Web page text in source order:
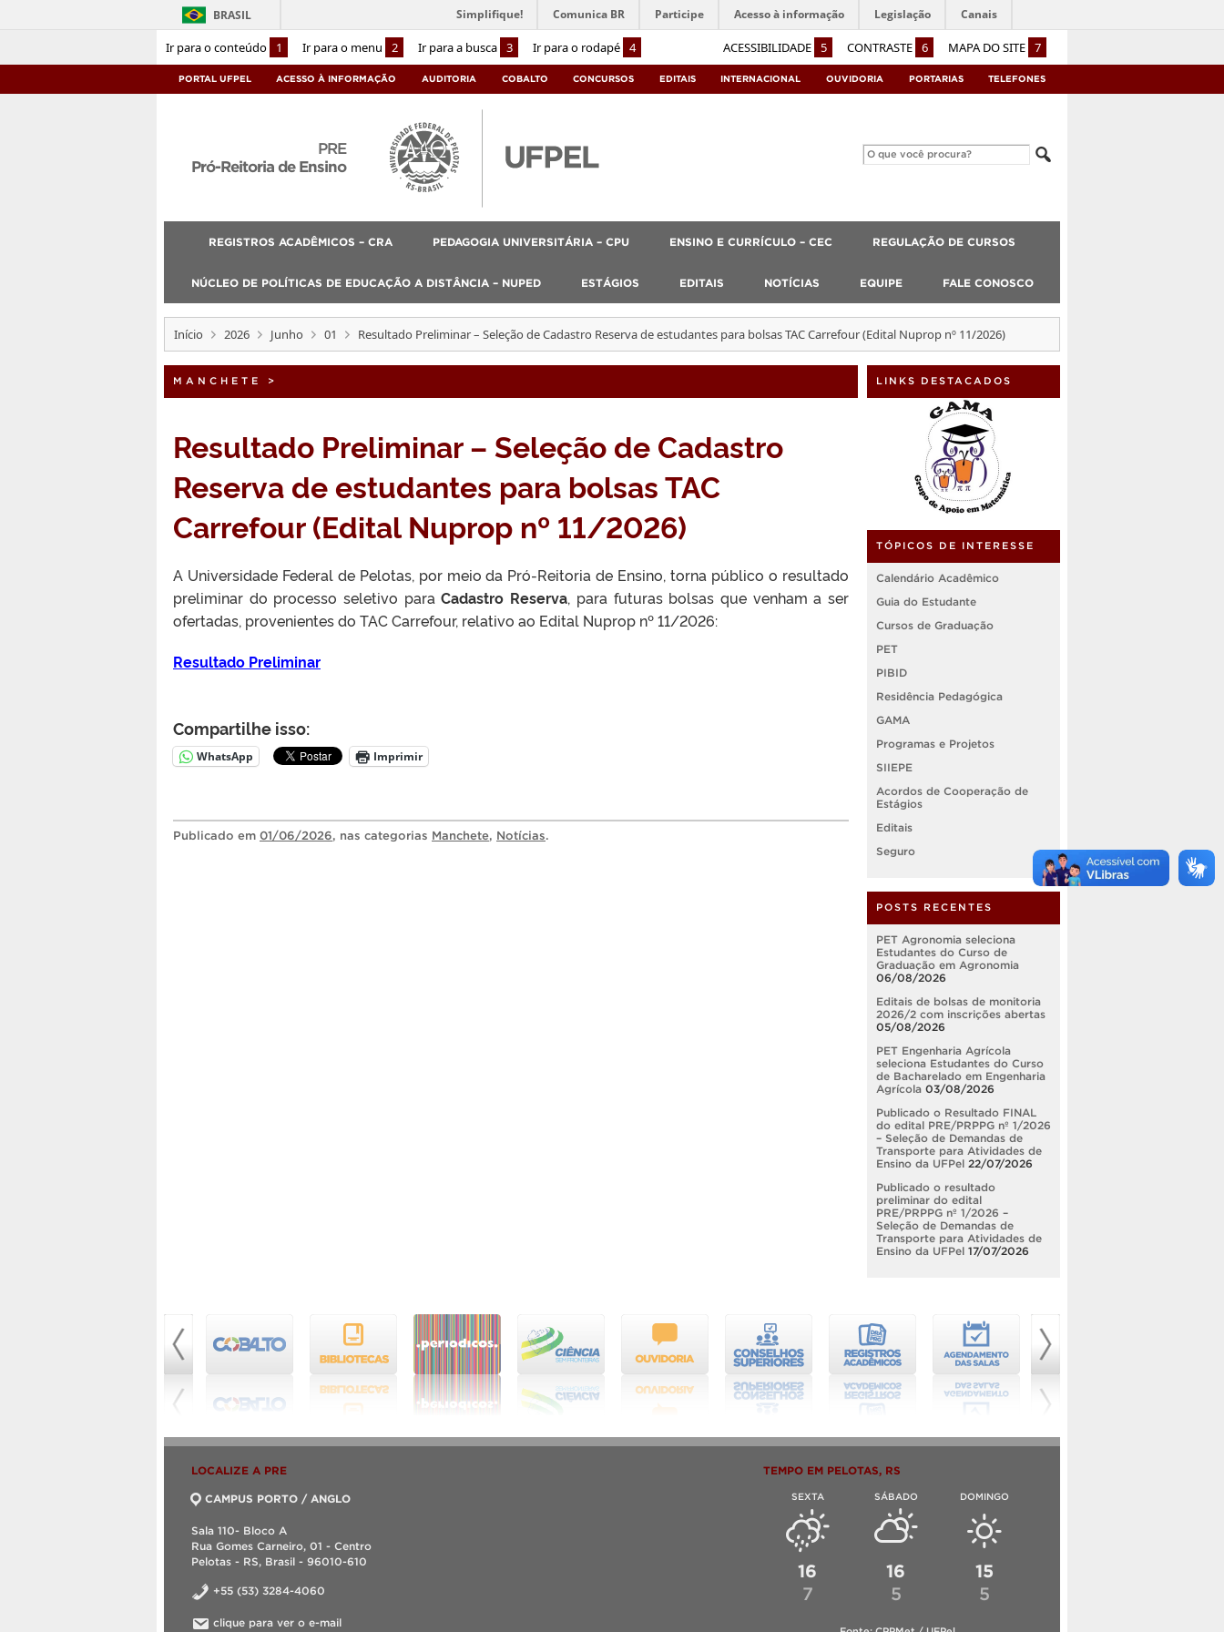
Ir para o conteúdo 1 Ir para o menu 2 Ir para a busca 3 Ir para o rodapé 4 ACESSIBILIDADE 5 CONTRASTE 6 MAPA DO SITE 7
BRASIL Simplifique! Comunica BR Participe Acesso à informação Legislação Canais
PORTAL UFPEL ACESSO À INFORMAÇÃO AUDITORIA COBALTO CONCURSOS EDITAIS INTERNACIONAL OUVIDORIA PORTARIAS TELEFONES
PRE
Pró-Reitoria de Ensino
REGISTROS ACADÊMICOS – CRA PEDAGOGIA UNIVERSITÁRIA – CPU ENSINO E CURRÍCULO – CEC REGULAÇÃO DE CURSOS
NÚCLEO DE POLÍTICAS DE EDUCAÇÃO A DISTÂNCIA – NUPED ESTÁGIOS EDITAIS NOTÍCIAS EQUIPE FALE CONOSCO
Início 2026 Junho 01 Resultado Preliminar – Seleção de Cadastro Reserva de estudantes para bolsas TAC Carrefour (Edital Nuprop nº 11/2026)
MANCHETE >
Resultado Preliminar – Seleção de Cadastro
Reserva de estudantes para bolsas TAC
Carrefour (Edital Nuprop nº 11/2026)
A Universidade Federal de Pelotas, por meio da Pró-Reitoria de Ensino, torna público o resultado
preliminar do processo seletivo paraCadastro Reserva, para futuras bolsas que venham a ser
ofertadas, provenientes do TAC Carrefour, relativo ao Edital Nuprop nº 11/2026:
Resultado Preliminar
Compartilhe isso:
WhatsApp Imprimir
Publicado em 01/06/2026, nas categorias Manchete, Notícias.
LINKS DESTACADOS
TÓPICOS DE INTERESSE
Calendário Acadêmico
Guia do Estudante
Cursos de Graduação
PET
PIBID
Residência Pedagógica
GAMA
Programas e Projetos
SIIEPE
Acordos de Cooperação de
Estágios
Editais
Seguro
POSTS RECENTES
PET Agronomia seleciona
Estudantes do Curso de
Graduação em Agronomia
06/08/2026
Editais de bolsas de monitoria
2026/2 com inscrições abertas
05/08/2026
PET Engenharia Agrícola
seleciona Estudantes do Curso
de Bacharelado em Engenharia
Agrícola 03/08/2026
Publicado o Resultado FINAL
do edital PRE/PRPPG nº 1/2026
– Seleção de Demandas de
Transporte para Atividades de
Ensino da UFPel 22/07/2026
Publicado o resultado
preliminar do edital
PRE/PRPPG nº 1/2026 –
Seleção de Demandas de
Transporte para Atividades de
Ensino da UFPel 17/07/2026
LOCALIZE A PRE
CAMPUS PORTO / ANGLO
Sala 110- Bloco A
Rua Gomes Carneiro, 01 - Centro
Pelotas - RS, Brasil - 96010-610
+55 (53) 3284-4060
clique para ver o e-mail
TEMPO EM PELOTAS, RS
SEXTA
16
7
SÁBADO
16
5
DOMINGO
15
5